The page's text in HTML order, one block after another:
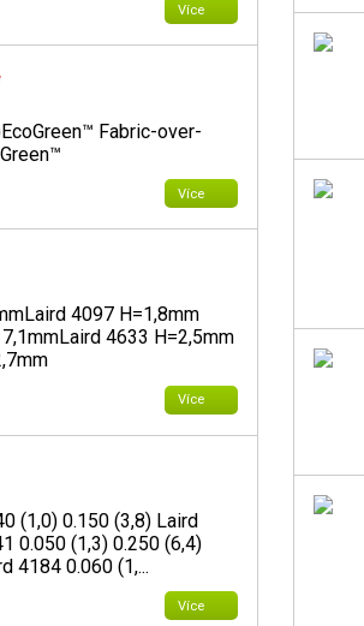
Více
EcoGreen™ Fabric-over-
Více
Laird 4097 H=1,8mm
Laird 4633 H=2,5mm
Více
(1,0) 0.150 (3,8) Laird
0.050 (1,3) 0.250 (6,4)
4184 0.060 (1,...
Více